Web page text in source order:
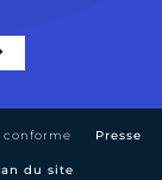
Presse
du site